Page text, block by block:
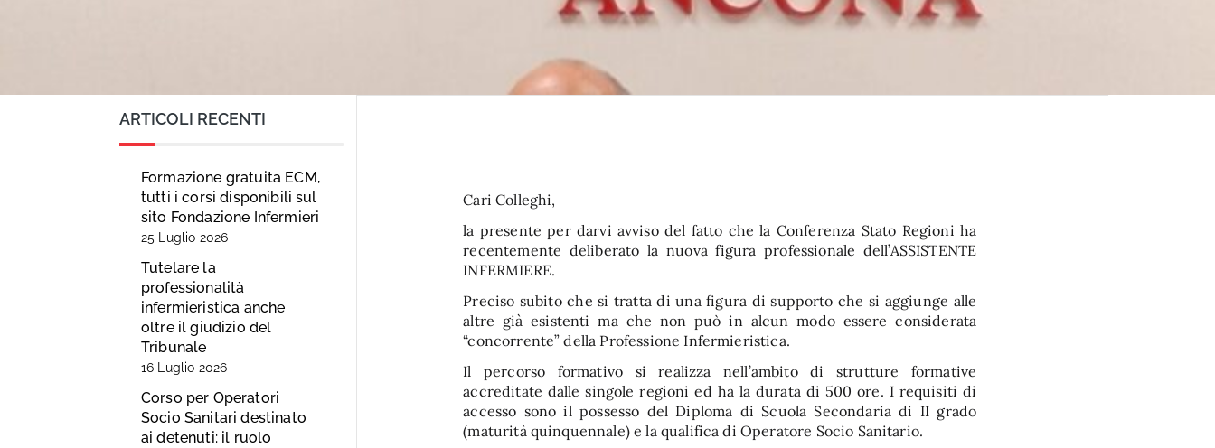
ARTICOLI RECENTI
Formazione gratuita ECM,
tutti i corsi disponibili sul
sito Fondazione Infermieri
25 Luglio 2026
Tutelare la
professionalità
infermieristica anche
oltre il giudizio del
Tribunale
16 Luglio 2026
Corso per Operatori
Socio Sanitari destinato
ai detenuti: il ruolo
Cari Colleghi,
la presente per darvi avviso del fatto che la Conferenza Stato Regioni ha
recentemente deliberato la nuova figura professionale dell’ASSISTENTE
INFERMIERE.
Preciso subito che si tratta di una figura di supporto che si aggiunge alle
altre già esistenti ma che non può in alcun modo essere considerata
“concorrente” della Professione Infermieristica.
Il percorso formativo si realizza nell’ambito di strutture formative
accreditate dalle singole regioni ed ha la durata di 500 ore. I requisiti di
accesso sono il possesso del Diploma di Scuola Secondaria di II grado
(maturità quinquennale) e la qualifica di Operatore Socio Sanitario.